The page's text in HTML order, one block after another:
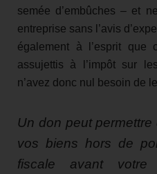
semée d’embûches – et
entreprise sans l’avis
également à l’esprit que
assujettis à l’impôt sur
n’avez donc nul besoin de
Un don peut
vos biens hors de
fiscale avant